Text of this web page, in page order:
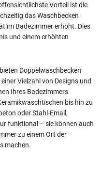
Vorteil ist die
das Waschbecken
im Badezimmer erhöht. Dies
und einem erhöhten
Doppelwaschbecken
Vielzahl von Designs und
Ihres Badezimmers
bis hin zu
oder Stahl-Email,
funktional – sie können auch
zu einem Ort der
machen.